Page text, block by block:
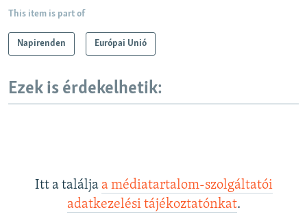
This item is part of
Napirenden Európai Unió
Ezek is érdekelhetik:
Itt a találja a médiatartalom-szolgáltatói
adatkezelési tájékoztatónkat.